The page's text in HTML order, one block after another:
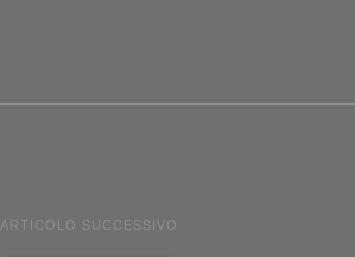
ARTICOLO SUCCESSIVO